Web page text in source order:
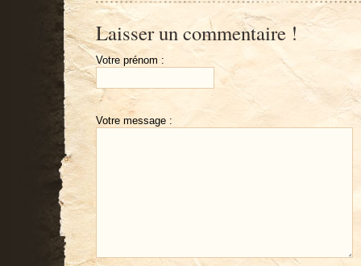
Laisser un commentaire !
Votre prénom :
Votre message :